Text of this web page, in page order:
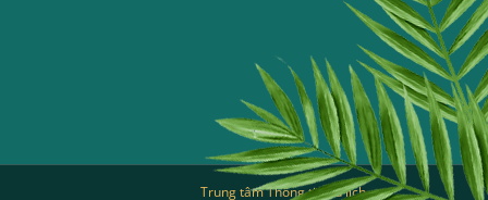
Trung tâm Thông tin du lịch